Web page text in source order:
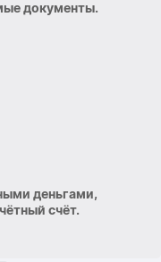
документы.
деньгами,
счёт.